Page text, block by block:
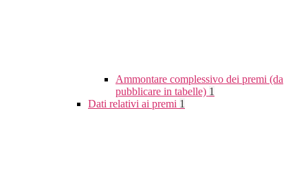
Ammontare complessivo dei premi (da
pubblicare in tabelle) 1
Dati relativi ai premi 1